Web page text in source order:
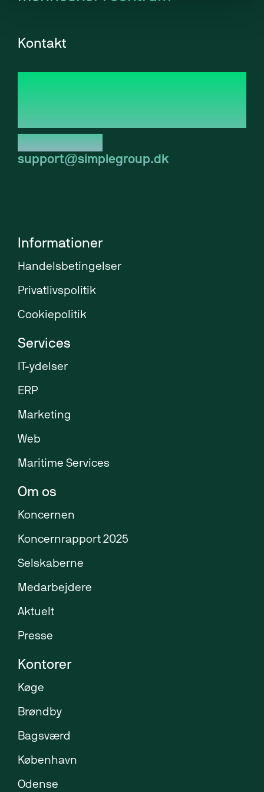
Kontakt
support@simplegroup.dk
Informationer
Handelsbetingelser
Privatlivspolitik
Cookiepolitik
Services
IT-ydelser
ERP
Marketing
Web
Maritime Services
Om os
Koncernen
Koncernrapport 2025
Selskaberne
Medarbejdere
Aktuelt
Presse
Kontorer
Køge
Brøndby
Bagsværd
København
Odense